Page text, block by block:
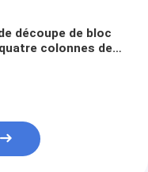
découpe de bloc
colonnes de